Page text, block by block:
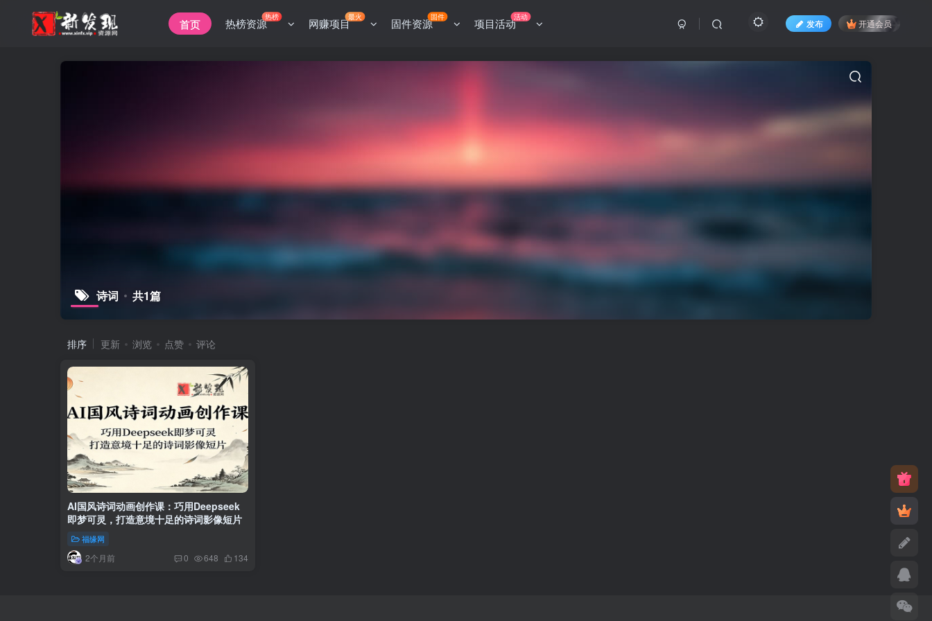
首页 热榜资源热榜 网赚项目最火 固件资源固件 项目活动活动
发布 开通会员
诗词 共1篇
排序 更新 浏览 点赞 评论
AI国风诗词动画创作课：巧用Deepseek
即梦可灵，打造意境十足的诗词影像短片
福缘网
2个月前 0 648 134